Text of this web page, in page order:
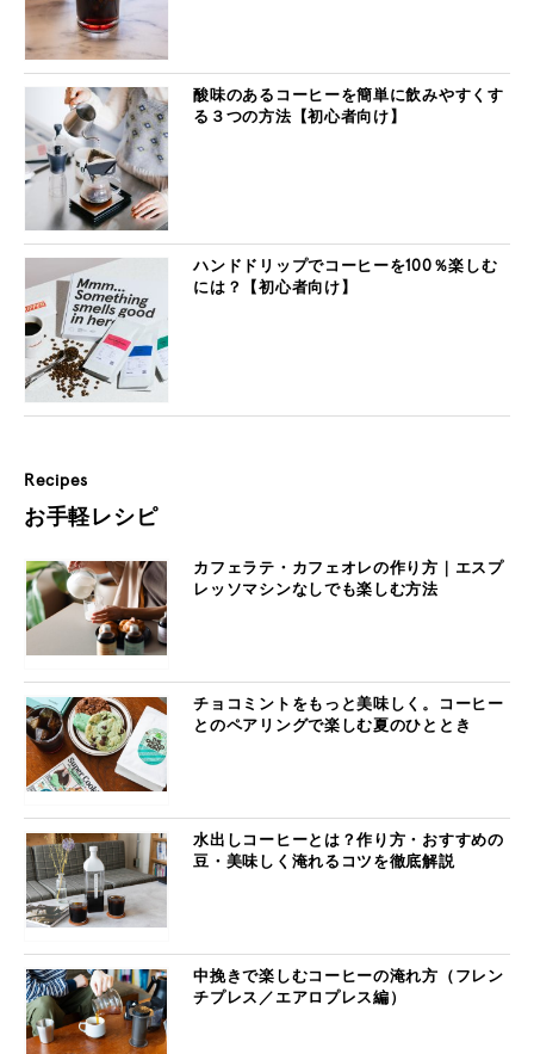
酸味のあるコーヒーを簡単に飲みやすくす
る３つの方法【初心者向け】
ハンドドリップでコーヒーを100％楽しむ
には？【初心者向け】
Recipes
お手軽レシピ
カフェラテ・カフェオレの作り方｜エスプ
レッソマシンなしでも楽しむ方法
チョコミントをもっと美味しく。コーヒー
とのペアリングで楽しむ夏のひととき
水出しコーヒーとは？作り方・おすすめの
豆・美味しく淹れるコツを徹底解説
中挽きで楽しむコーヒーの淹れ方（フレン
チプレス／エアロプレス編）